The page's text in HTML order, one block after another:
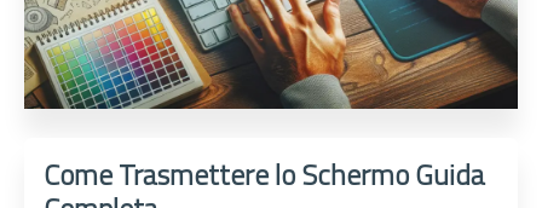
Come Trasmettere lo Schermo Guida